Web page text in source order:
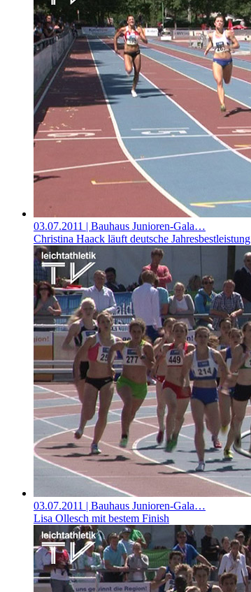
03.07.2011 | Bauhaus Junioren-Gala…
Christina Haack läuft deutsche Jahresbestleistung
03.07.2011 | Bauhaus Junioren-Gala…
Lisa Ollesch mit bestem Finish